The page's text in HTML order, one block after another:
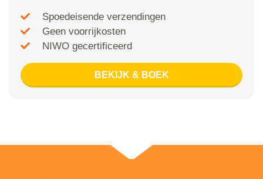
Spoedeisende verzendingen
Geen voorrijkosten
NIWO gecertificeerd
BEKIJK & BOEK